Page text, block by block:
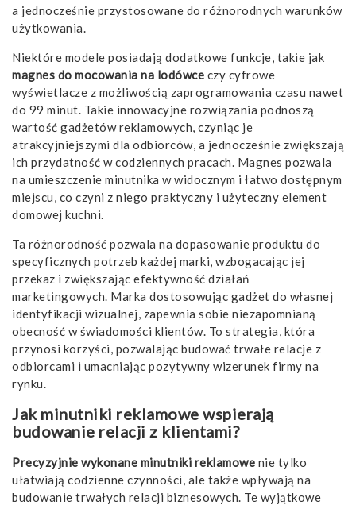
a jednocześnie przystosowane do różnorodnych warunków
użytkowania.
Niektóre modele posiadają dodatkowe funkcje, takie jak
magnes do mocowania na lodówce czy cyfrowe
wyświetlacze z możliwością zaprogramowania czasu nawet
do 99 minut. Takie innowacyjne rozwiązania podnoszą
wartość gadżetów reklamowych, czyniąc je
atrakcyjniejszymi dla odbiorców, a jednocześnie zwiększają
ich przydatność w codziennych pracach. Magnes pozwala
na umieszczenie minutnika w widocznym i łatwo dostępnym
miejscu, co czyni z niego praktyczny i użyteczny element
domowej kuchni.
Ta różnorodność pozwala na dopasowanie produktu do
specyficznych potrzeb każdej marki, wzbogacając jej
przekaz i zwiększając efektywność działań
marketingowych. Marka dostosowując gadżet do własnej
identyfikacji wizualnej, zapewnia sobie niezapomnianą
obecność w świadomości klientów. To strategia, która
przynosi korzyści, pozwalając budować trwałe relacje z
odbiorcami i umacniając pozytywny wizerunek firmy na
rynku.
Jak minutniki reklamowe wspierają
budowanie relacji z klientami?
Precyzyjnie wykonane minutniki reklamowe nie tylko
ułatwiają codzienne czynności, ale także wpływają na
budowanie trwałych relacji biznesowych. Te wyjątkowe